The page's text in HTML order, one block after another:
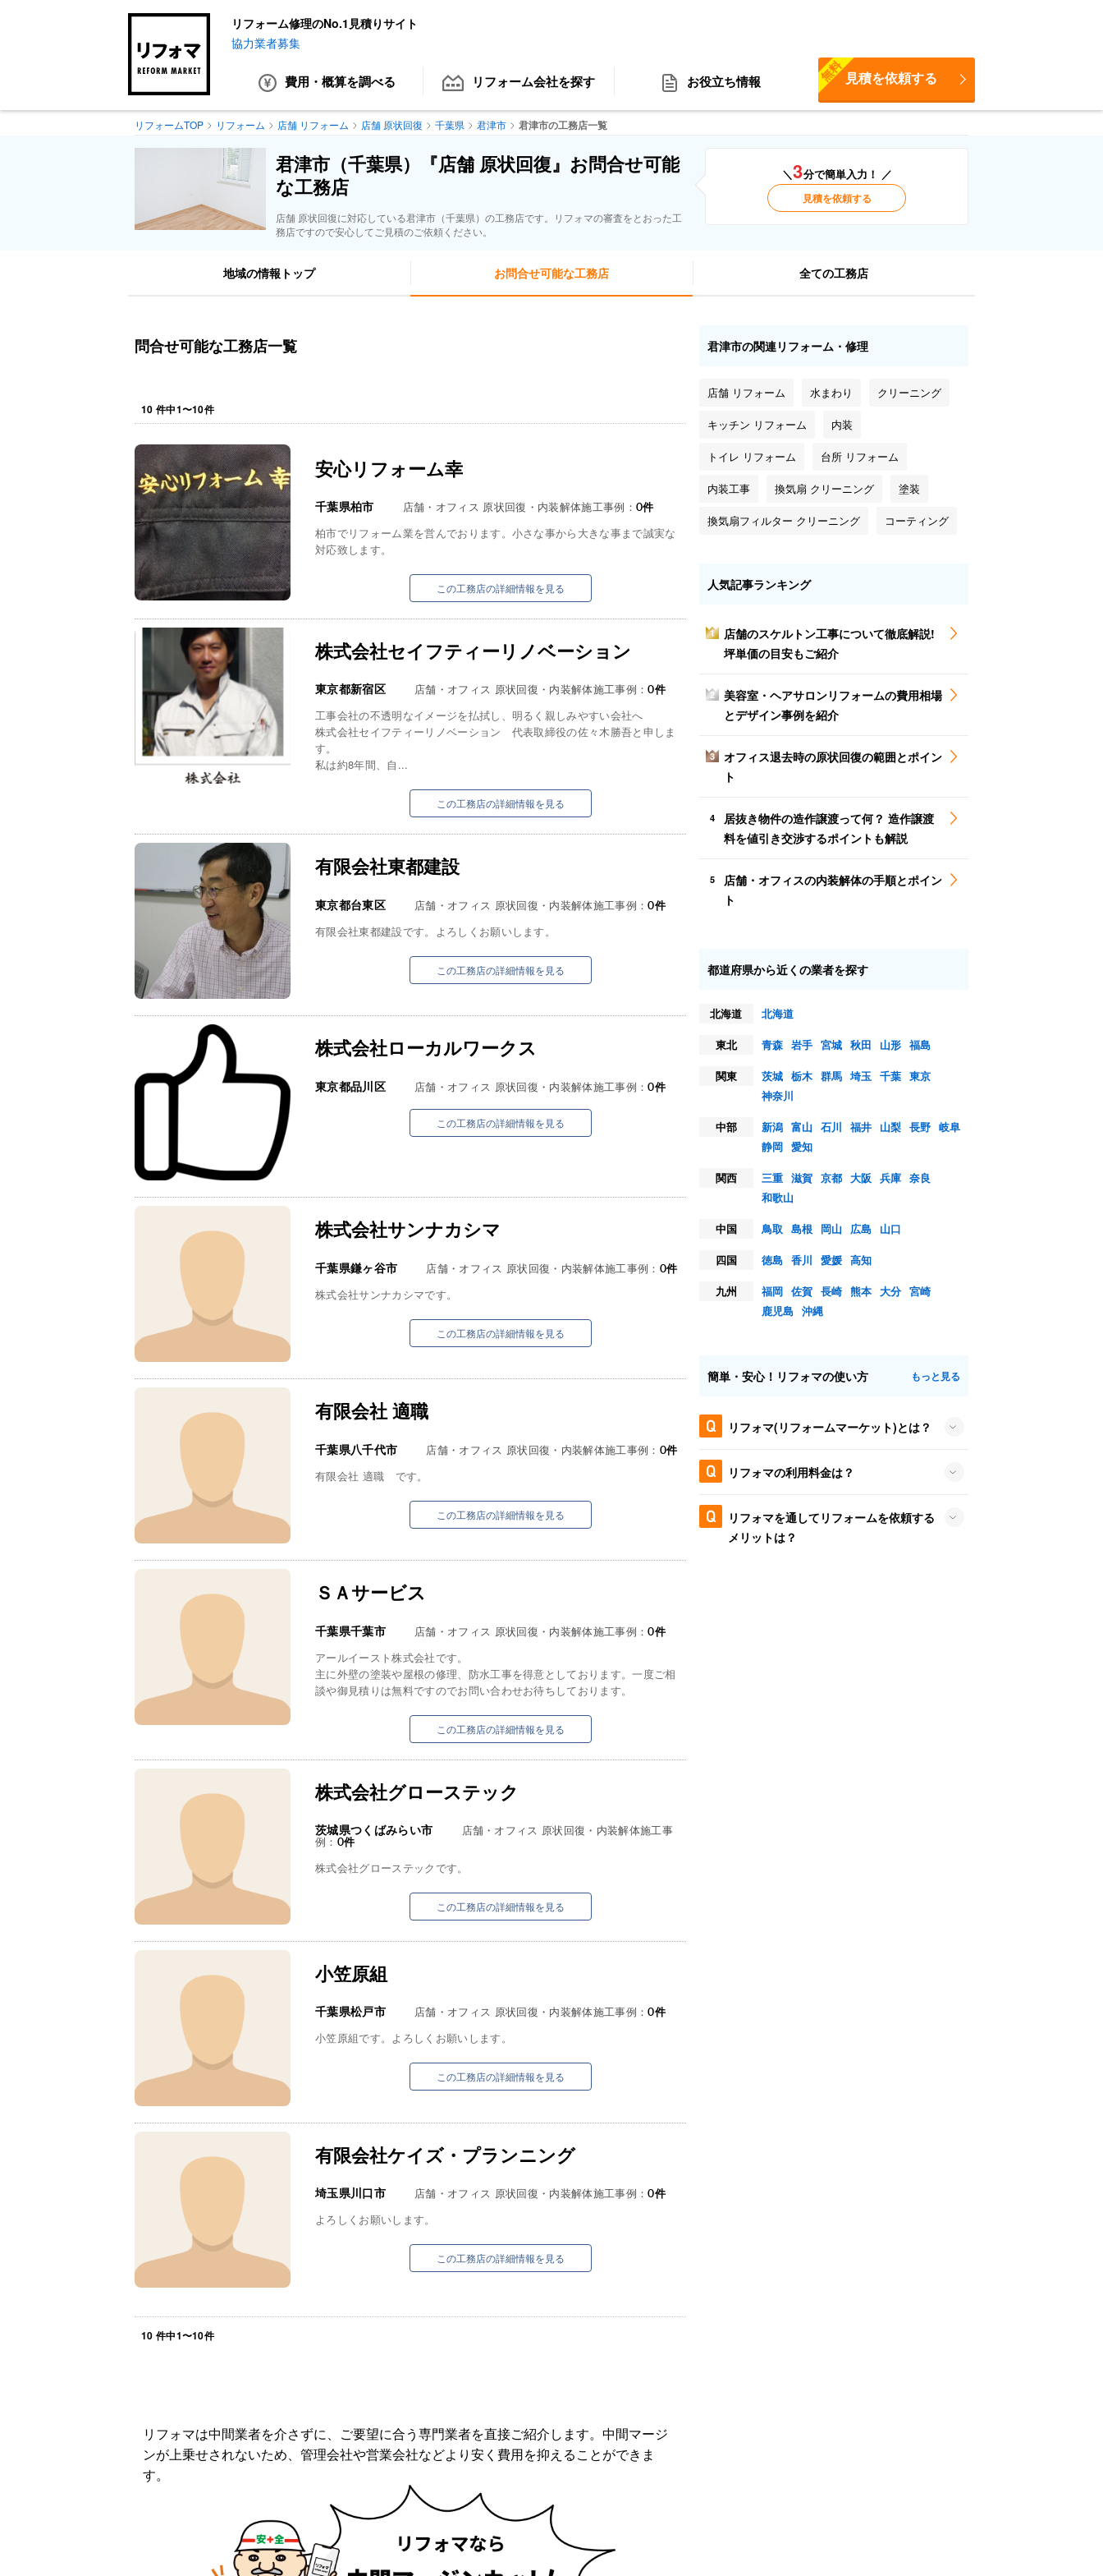
リフォーム修理のNo.1見積りサイト
協力業者募集
費用・概算を調べる リフォーム会社を探す お役立ち情報 見積を依頼する
無料
リフォームTOP リフォーム 店舗 リフォーム 店舗 原状回復 千葉県 君津市 君津市の工務店一覧
君津市（千葉県）『店舗 原状回復』お問合せ可能
な工務店
店舗 原状回復に対応している君津市（千葉県）の工務店です。リフォマの審査をとおった工
務店ですので安心してご見積のご依頼ください。
＼3分で簡単入力！ ／
見積を依頼する
地域の情報トップ お問合せ可能な工務店 全ての工務店
問合せ可能な工務店一覧
10 件中1〜10件
安心リフォーム幸
千葉県柏市 店舗・オフィス 原状回復・内装解体施工事例： 0件
柏市でリフォーム業を営んでおります。小さな事から大きな事まで誠実な
対応致します。
この工務店の詳細情報を見る
株式会社セイフティーリノベーション
東京都新宿区 店舗・オフィス 原状回復・内装解体施工事例：0件
工事会社の不透明なイメージを払拭し、明るく親しみやすい会社へ
株式会社セイフティーリノベーション 代表取締役の佐々木勝吾と申しま
す。
私は約8年間、自...
この工務店の詳細情報を見る
有限会社東都建設
東京都台東区 店舗・オフィス 原状回復・内装解体施工事例：0件
有限会社東都建設です。よろしくお願いします。
この工務店の詳細情報を見る
株式会社ローカルワークス
東京都品川区 店舗・オフィス 原状回復・内装解体施工事例：0件
この工務店の詳細情報を見る
株式会社サンナカシマ
千葉県鎌ヶ谷市 店舗・オフィス 原状回復・内装解体施工事例： 0件
株式会社サンナカシマです。
この工務店の詳細情報を見る
有限会社 適職
千葉県八千代市 店舗・オフィス 原状回復・内装解体施工事例： 0件
有限会社 適職 です。
この工務店の詳細情報を見る
ＳＡサービス
千葉県千葉市 店舗・オフィス 原状回復・内装解体施工事例：0件
アールイースト株式会社です。
主に外壁の塗装や屋根の修理、防水工事を得意としております。一度ご相
談や御見積りは無料ですのでお問い合わせお待ちしております。
この工務店の詳細情報を見る
株式会社グローステック
茨城県つくばみらい市 店舗・オフィス 原状回復・内装解体施工事
例：0件
株式会社グローステックです。
この工務店の詳細情報を見る
小笠原組
千葉県松戸市 店舗・オフィス 原状回復・内装解体施工事例：0件
小笠原組です。よろしくお願いします。
この工務店の詳細情報を見る
有限会社ケイズ・プランニング
埼玉県川口市 店舗・オフィス 原状回復・内装解体施工事例：0件
よろしくお願いします。
この工務店の詳細情報を見る
10 件中1〜10件
リフォマは中間業者を介さずに、ご要望に合う専門業者を直接ご紹介します。中間マージ
ンが上乗せされないため、管理会社や営業会社などより安く費用を抑えることができま
す。
君津市の関連リフォーム・修理
店舗 リフォーム 水まわり クリーニング
キッチン リフォーム 内装
トイレ リフォーム 台所 リフォーム
内装工事 換気扇 クリーニング 塗装
換気扇フィルター クリーニング コーティング
人気記事ランキング
1
店舗のスケルトン工事について徹底解説!
坪単価の目安もご紹介
2
美容室・ヘアサロンリフォームの費用相場
とデザイン事例を紹介
3
オフィス退去時の原状回復の範囲とポイン
ト
4
居抜き物件の造作譲渡って何？ 造作譲渡
料を値引き交渉するポイントも解説
5
店舗・オフィスの内装解体の手順とポイン
ト
都道府県から近くの業者を探す
北海道
北海道
東北
青森 岩手 宮城 秋田 山形 福島
関東
茨城 栃木 群馬 埼玉 千葉 東京
神奈川
中部
新潟 富山 石川 福井 山梨 長野 岐阜
静岡 愛知
関西
三重 滋賀 京都 大阪 兵庫 奈良
和歌山
中国
鳥取 島根 岡山 広島
山口
四国
徳島 香川 愛媛 高知
九州
福岡 佐賀 長崎 熊本 大分 宮崎
鹿児島 沖縄
簡単・安心！リフォマの使い方 もっと見る
リフォマ(リフォームマーケット)とは？
リフォマの利用料金は？
リフォマを通してリフォームを依頼する
メリットは？